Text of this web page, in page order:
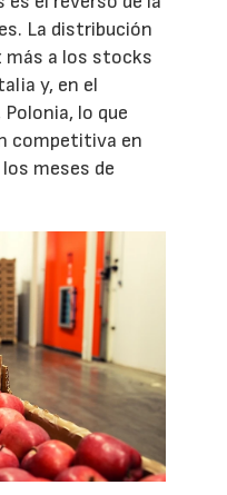
La distribución
más a los stocks
y, en el
lo que
competitiva en
meses de